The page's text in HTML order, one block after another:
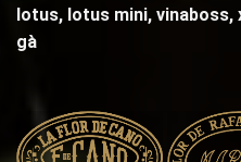
lotus, lotus mini, vinaboss,
gà